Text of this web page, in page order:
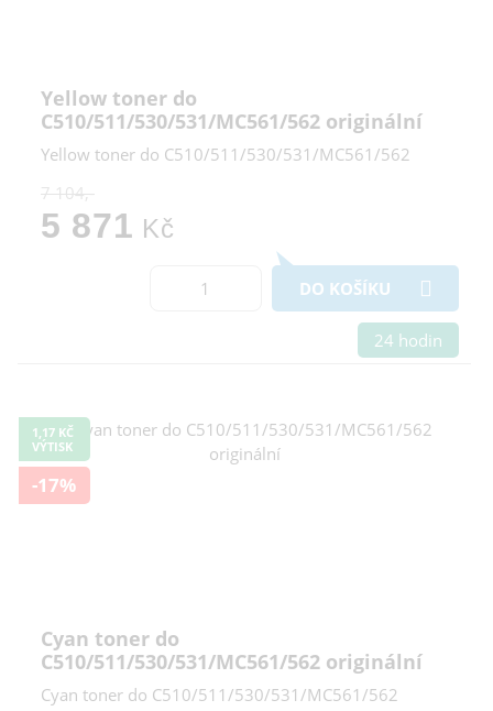
Yellow toner do
C510/511/530/531/MC561/562 originální
Yellow toner do C510/511/530/531/MC561/562
7 104,-
5 871 Kč
DO KOŠÍKU
24 hodin
1,17 KČ
VÝTISK
-17%
Cyan toner do
C510/511/530/531/MC561/562 originální
Cyan toner do C510/511/530/531/MC561/562